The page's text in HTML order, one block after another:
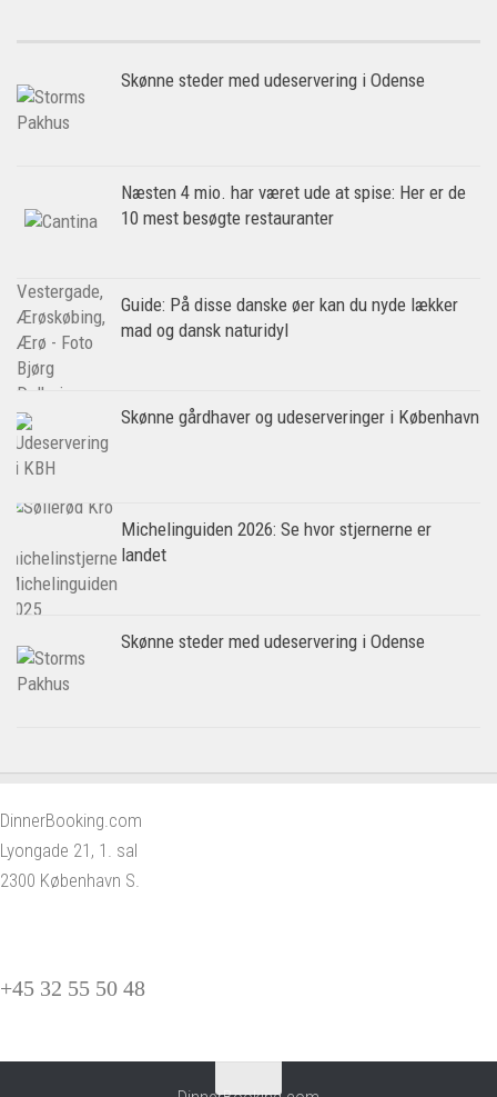
Skønne steder med udeservering i Odense
Næsten 4 mio. har været ude at spise: Her er de
10 mest besøgte restauranter
Guide: På disse danske øer kan du nyde lækker
mad og dansk naturidyl
Skønne gårdhaver og udeserveringer i København
Michelinguiden 2026: Se hvor stjernerne er
landet
Skønne steder med udeservering i Odense
DinnerBooking.com
Lyongade 21, 1. sal
2300 København S.
+45 32 55 50 48